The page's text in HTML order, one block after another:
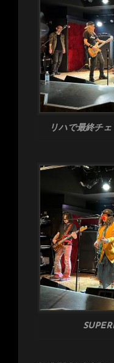
リハで最終チ